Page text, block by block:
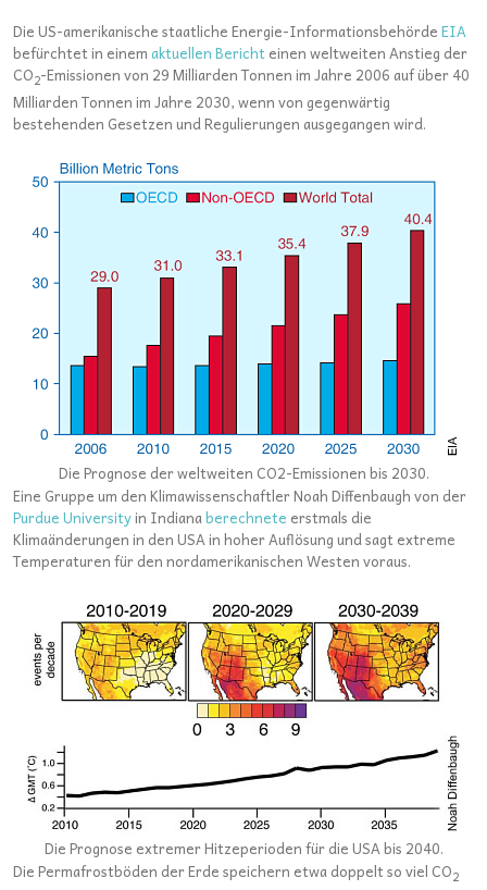
Die US-amerikanische staatliche Energie-InformationsbehördeEIA
befürchtet in einem aktuellen Bericht einen weltweiten Anstieg der
CO2-Emissionen von 29 Milliarden Tonnen im Jahre 2006 auf über 40
Milliarden Tonnen im Jahre 2030, wenn von gegenwärtig
bestehenden Gesetzen und Regulierungen ausgegangen wird.
Die Prognose der weltweiten CO2-Emissionen bis 2030.
Eine Gruppe um den Klimawissenschaftler Noah Diffenbaugh von der
Purdue Universityin Indianaberechnete erstmals die
Klimaänderungen in den USA in hoher Auflösung und sagt extreme
Temperaturen für den nordamerikanischen Westen voraus.
Die Prognose extremer Hitzeperioden für die USA bis 2040.
Die Permafrostböden der Erde speichern etwa doppelt so viel CO2